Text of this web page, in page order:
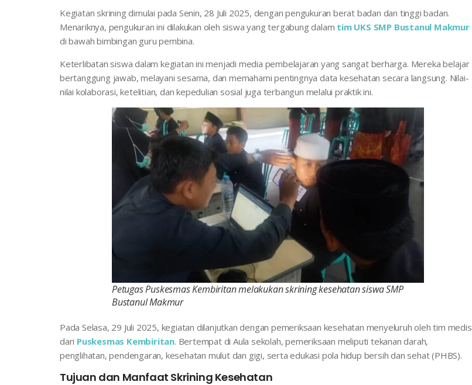
Kegiatan skrining dimulai pada Senin, 28 Juli 2025, dengan pengukuran berat badan dan tinggi badan.
Menariknya, pengukuran ini dilakukan oleh siswa yang tergabung dalam tim UKS SMP Bustanul Makmur
di bawah bimbingan guru pembina.
Keterlibatan siswa dalam kegiatan ini menjadi media pembelajaran yang sangat berharga. Mereka belajar
bertanggung jawab, melayani sesama, dan memahami pentingnya data kesehatan secara langsung. Nilai-
nilai kolaborasi, ketelitian, dan kepedulian sosial juga terbangun melalui praktik ini.
Petugas Puskesmas Kembiritan melakukan skrining kesehatan siswa SMP
Bustanul Makmur
Pada Selasa, 29 Juli 2025, kegiatan dilanjutkan dengan pemeriksaan kesehatan menyeluruh oleh tim medis
dari Puskesmas Kembiritan. Bertempat di Aula sekolah, pemeriksaan meliputi tekanan darah,
penglihatan, pendengaran, kesehatan mulut dan gigi, serta edukasi pola hidup bersih dan sehat (PHBS).
Tujuan dan Manfaat Skrining Kesehatan